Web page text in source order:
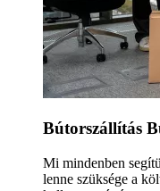
Bútorszállítás
Mi mindenben
lenne szüksége a